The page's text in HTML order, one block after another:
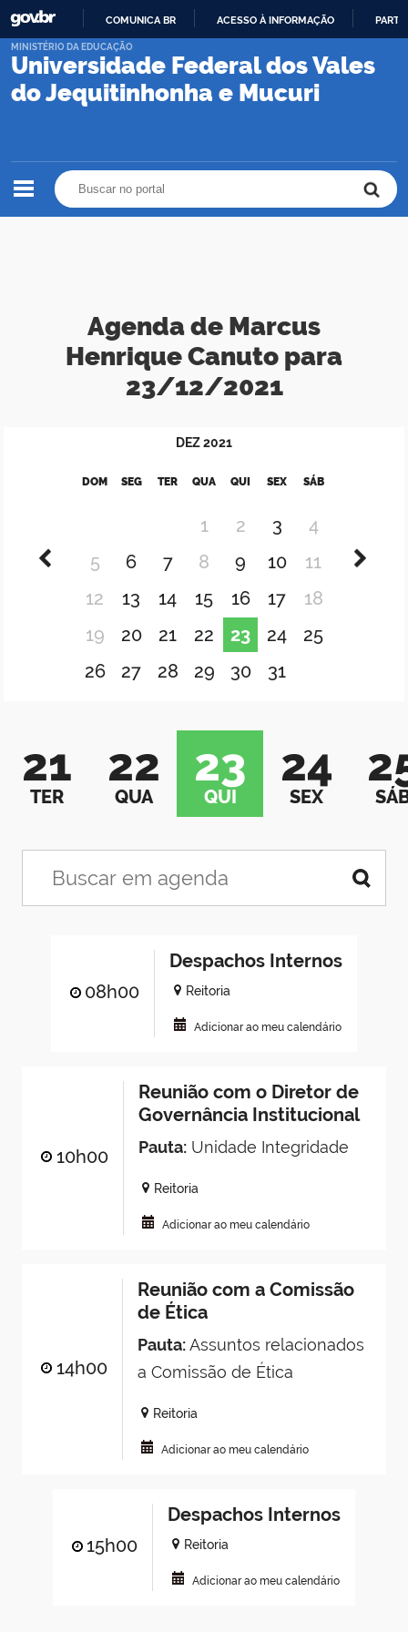
PARA
CONTEÚDO
COMUNICA BR ACESSO À INFORMAÇÃO
Universidade Federal dos Vales
do Jequitinhonha e Mucuri
MINISTÉRIO DA EDUCAÇÃO
Agenda de Marcus
Henrique Canuto para
23/12/2021
DEZ2021
DOM SEG TER QUA QUI SEX SÁB
1 2 3
4
5
6 7 8 9 10
11
12
13 14 15 16 17
18
19
20 21 22 23 24
25
26
27 28 29 30 31
21
TER
22
QUA
23
QUI
24
SEX
08h00
Despachos Internos
Reitoria
Adicionar ao meu calendário
10h00
Reunião com o Diretor de
Governância Institucional
Pauta:Unidade Integridade
Reitoria
Adicionar ao meu calendário
14h00
Reunião com a Comissão
de Ética
Pauta:Assuntos relacionados
a Comissão de Ética
Reitoria
Adicionar ao meu calendário
15h00
Despachos Internos
Reitoria
Adicionar ao meu calendário